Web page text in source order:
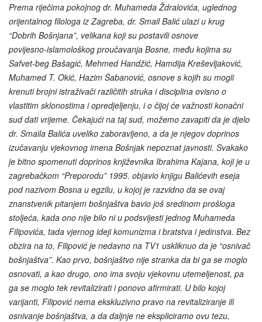
Prema riječima pokojnog dr. Muhameda Ždralovića, uglednog
orijentalnog filologa iz Zagreba, dr. Smail Balić ulazi u krug
“Dobrih Bošnjana”, velikana koji su postavili osnove
povijesno‑islamološkog proučavanja Bosne, među kojima su
Safvet-beg Bašagić, Mehmed Handžić, Hamdija Kreševljaković,
Muhamed T. Okić, Hazim Šabanović, osnove s kojih su mogli
krenuti brojni istraživači različitih struka i disciplina ovisno o
vlastitim sklonostima i opredjeljenju, i o čijoj će važnosti konačni
sud dati vrijeme. Čekajući na taj sud, možemo zavapiti da je djelo
dr. Smaila Balića uveliko zaboravljeno, a da je njegov doprinos
izučavanju vjekovnog imena Bošnjak nepoznat javnosti. Svakako
je bitno spomenuti doprinos književnika Ibrahima Kajana, koji je u
zagrebačkom “Preporodu” 1995. objavio knjigu Balićevih eseja
pod nazivom Bosna u egzilu, u kojoj je razvidno da se ovaj
znanstvenik pitanjem bošnjaštva bavio još sredinom prošloga
stoljeća, kada ono nije bilo ni u podsvijesti jednog Muhameda
Filipovića, tada vjernog ideji komunizma i bratstva i jedinstva. Bez
obzira na to, Filipović je nedavno na TV1 uskliknuo da je “osnivač
bošnjaštva”. Kao prvo, bošnjaštvo nije stranka da bi ga se moglo
osnovati, a kao drugo, ono ima svoju vjekovnu utemeljenost, pa
ga se moglo tek revitalizirati i ponovo afirmirati. U bilo kojoj
varijanti, Filipović nema ekskluzivno pravo na revitaliziranje ili
osnivanje bošnjaštva, a da daljnje ne ekspliciramo ovu tezu,